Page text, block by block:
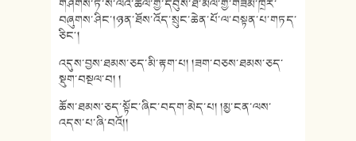
གཤེགས་ཏེ་ས་ལའི་ཚལ་གྱི་དབུས་ཐ་མལ་གྱི་གཟིམ་ཁྲིར་
བཞུགས་ཤིང་།ཉན་ཐོས་འོད་སྲུང་ཆེན་པོ་ལ་བསྟན་པ་གཏད་
ཅིང༌།
འདུས་བྱས་ཐམས་ཅད་མི་རྟག་པ། །ཟག་བཅས་ཐམས་ཅད་
སྡུག་བསྔལ་བ། །
ཆོས་ཐམས་ཅད་སྟོང་ཞིང་བདག་མེད་པ། །མྱ་ངན་ལས་
འདས་པ་ཞི་བའོ།།